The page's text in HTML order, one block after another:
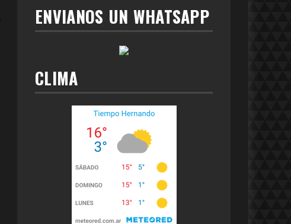
ENVIANOS UN WHATSAPP
CLIMA